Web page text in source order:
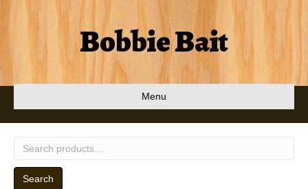
Bobbie Bait
Menu
Search
Search